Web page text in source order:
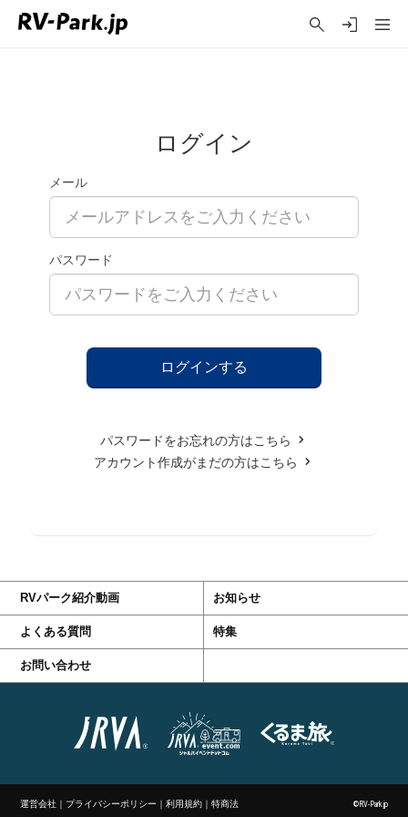
ログイン
メール
パスワード
パスワードをお忘れの方はこちら
アカウント作成がまだの方はこちら
RVパーク紹介動画 お知らせ
よくある質問 特集
お問い合わせ
運営会社 ｜ プライバシーポリシー ｜利用規約 ｜特商法 ©RV-Park.jp